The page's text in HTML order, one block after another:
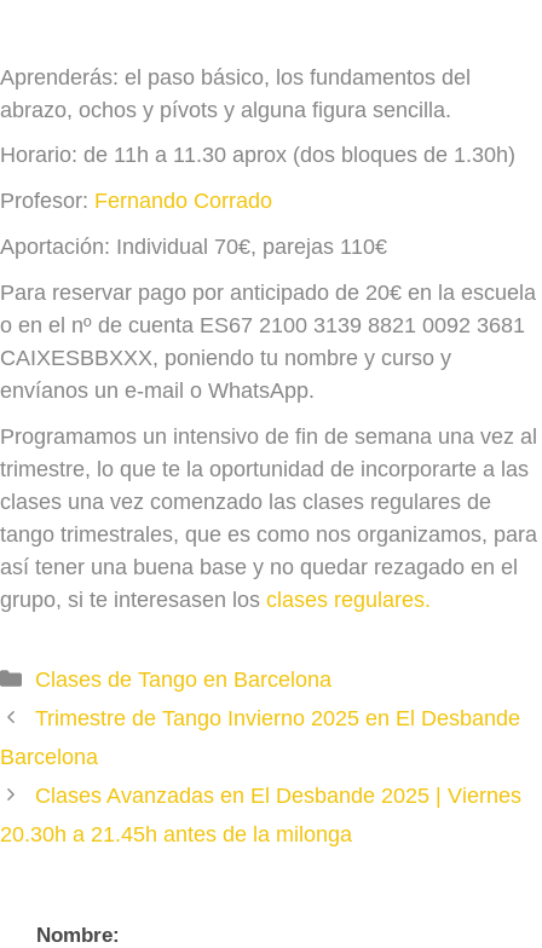
Aprenderás: el paso básico, los fundamentos del
abrazo, ochos y pívots y alguna figura sencilla.
Horario: de 11h a 11.30 aprox (dos bloques de 1.30h)
Profesor: Fernando Corrado
Aportación: Individual 70€, parejas 110€
Para reservar pago por anticipado de 20€ en la escuela
o en el nº de cuenta ES67 2100 3139 8821 0092 3681
CAIXESBBXXX, poniendo tu nombre y curso y
envíanos un e-mail o WhatsApp.
Programamos un intensivo de fin de semana una vez al
trimestre, lo que te la oportunidad de incorporarte a las
clases una vez comenzado las clases regulares de
tango trimestrales, que es como nos organizamos, para
así tener una buena base y no quedar rezagado en el
grupo, si te interesasen los clases regulares.
Categories
Clases de Tango en Barcelona
Trimestre de Tango Invierno 2025 en El Desbande
Barcelona
Clases Avanzadas en El Desbande 2025 | Viernes
20.30h a 21.45h antes de la milonga
Nombre: